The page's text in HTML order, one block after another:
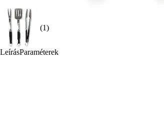
(1)
LeírásParaméterek